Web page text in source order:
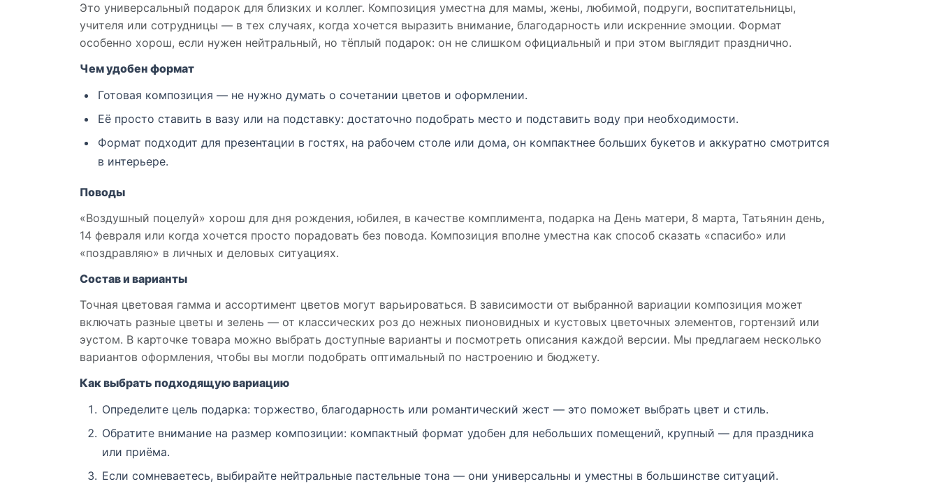
Это универсальный подарок для близких и коллег. Композиция уместна для мамы, жены, любимой, подруги, воспитательницы,
учителя или сотрудницы — в тех случаях, когда хочется выразить внимание, благодарность или искренние эмоции. Формат
особенно хорош, если нужен нейтральный, но тёплый подарок: он не слишком официальный и при этом выглядит празднично.
Чем удобен формат
Готовая композиция — не нужно думать о сочетании цветов и оформлении.
Её просто ставить в вазу или на подставку: достаточно подобрать место и подставить воду при необходимости.
Формат подходит для презентации в гостях, на рабочем столе или дома, он компактнее больших букетов и аккуратно смотрится
в интерьере.
Поводы
«Воздушный поцелуй» хорош для дня рождения, юбилея, в качестве комплимента, подарка на День матери, 8 марта, Татьянин день,
14 февраля или когда хочется просто порадовать без повода. Композиция вполне уместна как способ сказать «спасибо» или
«поздравляю» в личных и деловых ситуациях.
Состав и варианты
Точная цветовая гамма и ассортимент цветов могут варьироваться. В зависимости от выбранной вариации композиция может
включать разные цветы и зелень — от классических роз до нежных пионовидных и кустовых цветочных элементов, гортензий или
эустом. В карточке товара можно выбрать доступные варианты и посмотреть описания каждой версии. Мы предлагаем несколько
вариантов оформления, чтобы вы могли подобрать оптимальный по настроению и бюджету.
Как выбрать подходящую вариацию
Определите цель подарка: торжество, благодарность или романтический жест — это поможет выбрать цвет и стиль.
Обратите внимание на размер композиции: компактный формат удобен для небольших помещений, крупный — для праздника
или приёма.
Если сомневаетесь, выбирайте нейтральные пастельные тона — они универсальны и уместны в большинстве ситуаций.